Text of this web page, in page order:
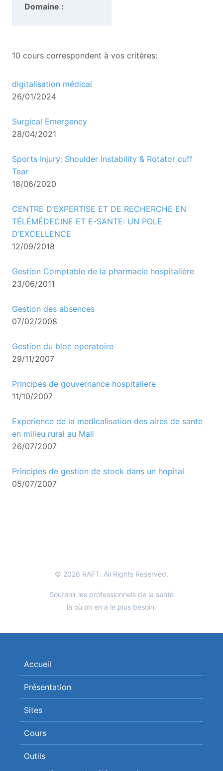
Domaine :
10 cours correspondent à vos critères:
digitalisation médical
26/01/2024
Surgical Emergency
28/04/2021
Sports Injury: Shoulder Instability & Rotator cuff
Tear
18/06/2020
CENTRE D’EXPERTISE ET DE RECHERCHE EN
TÉLÉMÉDECINE ET E-SANTE: UN POLE
D’EXCELLENCE
12/09/2018
Gestion Comptable de la pharmacie hospitalière
23/06/2011
Gestion des absences
07/02/2008
Gestion du bloc operatoire
29/11/2007
Principes de gouvernance hospitaliere
11/10/2007
Experience de la medicalisation des aires de sante
en milieu rural au Mali
26/07/2007
Principes de gestion de stock dans un hopital
05/07/2007
© 2026 RAFT. All Rights Reserved.
Soutenir les professionnels de la santé
là où on en a le plus besoin.
Accueil
Présentation
Sites
Cours
Outils